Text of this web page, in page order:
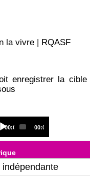
la vivre | RQASF
enregistrer la cible
Player
Current
00:00
Total
00:00
indépendante